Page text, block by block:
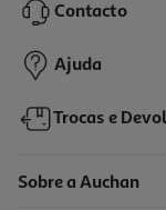
Contacto
Ajuda
Trocas e
Sobre a Auchan